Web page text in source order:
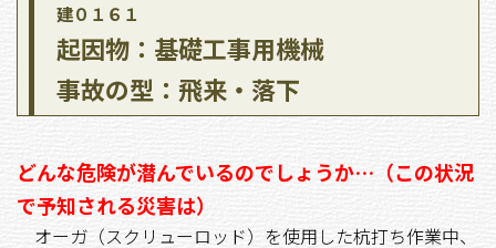
建０１６１
起因物：基礎工事用機械
事故の型：飛来・落下
どんな危険が潜んでいるのでしょうか…（この状況
で予知される災害は）
オーガ（スクリューロッド）を使用した杭打ち作業中、